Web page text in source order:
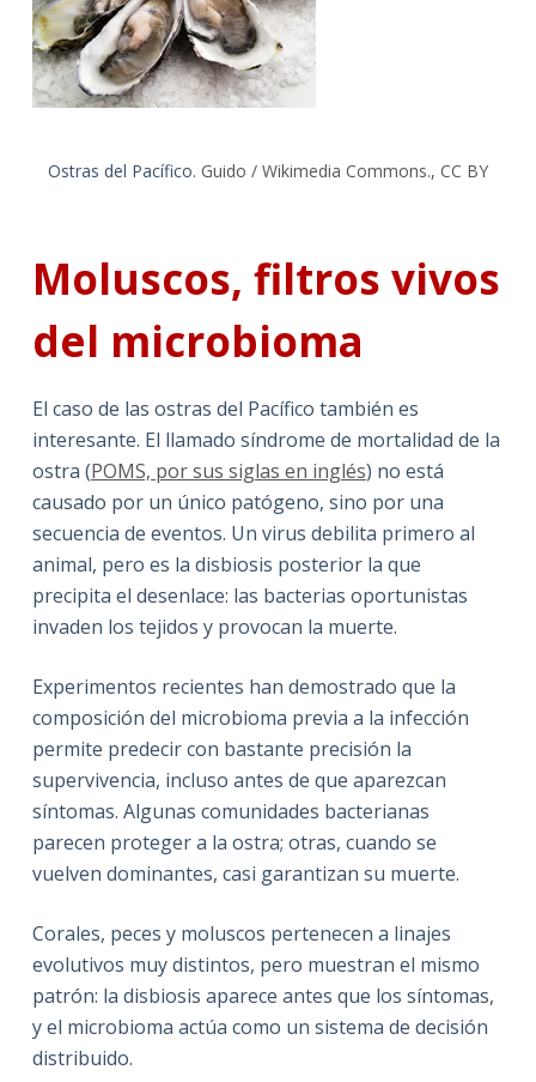
Ostras del Pacífico. Guido / Wikimedia Commons., CC BY
Moluscos, filtros vivos
del microbioma
El caso de las ostras del Pacífico también es
interesante. El llamado síndrome de mortalidad de la
ostra (POMS, por sus siglas en inglés) no está
causado por un único patógeno, sino por una
secuencia de eventos. Un virus debilita primero al
animal, pero es la disbiosis posterior la que
precipita el desenlace: las bacterias oportunistas
invaden los tejidos y provocan la muerte.
Experimentos recientes han demostrado que la
composición del microbioma previa a la infección
permite predecir con bastante precisión la
supervivencia, incluso antes de que aparezcan
síntomas. Algunas comunidades bacterianas
parecen proteger a la ostra; otras, cuando se
vuelven dominantes, casi garantizan su muerte.
Corales, peces y moluscos pertenecen a linajes
evolutivos muy distintos, pero muestran el mismo
patrón: la disbiosis aparece antes que los síntomas,
y el microbioma actúa como un sistema de decisión
distribuido.